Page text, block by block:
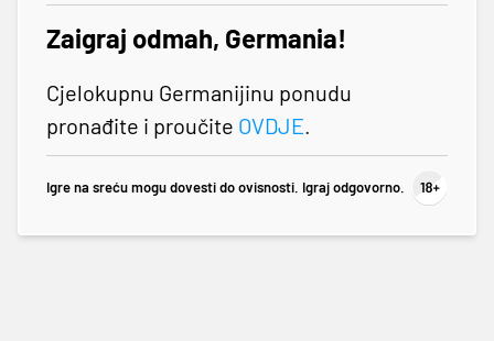
Zaigraj odmah, Germania!
Cjelokupnu Germanijinu ponudu
pronađite i proučite OVDJE.
Igre na sreću mogu dovesti do ovisnosti. Igraj odgovorno.